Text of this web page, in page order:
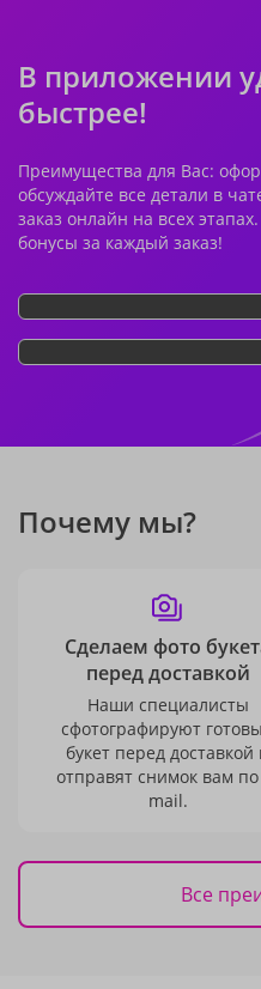
В приложении
быстрее!
Преимущества для Вас:
обсуждайте все детали в
заказ онлайн на всех
бонусы за каждый заказ!
Почему мы?
Сделаем фото
перед доставкой
Наши специалисты
сфотографируют
букет перед доставкой
отправят снимок вам
mail.
Все